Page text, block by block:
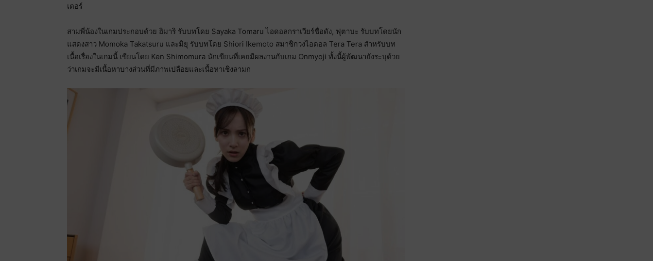
เตอร์
สามพี่น้องในเกมประกอบด้วย ฮิมาริ รับบทโดย Sayaka Tomaru ไอดอลกราเวียร์ชื่อดัง, ฟุตาบะ รับบทโดยนัก
แสดงสาว Momoka Takatsuru และมิยุ รับบทโดย Shiori Ikemoto สมาชิกวงไอดอล Tera Tera สำหรับบท
เนื้อเรื่องในเกมนี้ เขียนโดย Ken Shimomura นักเขียนที่เคยมีผลงานกับเกม Onmyoji ทั้งนี้ผู้พัฒนายังระบุด้วย
ว่าเกมจะมีเนื้อหาบางส่วนที่มีภาพเปลือยและเนื้อหาเชิงลามก